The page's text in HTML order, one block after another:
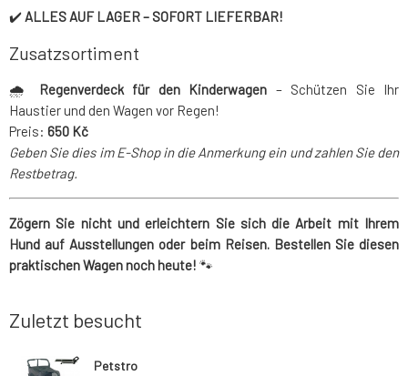
✔️ALLES AUF LAGER – SOFORT LIEFERBAR!
Zusatzsortiment
🌧️ Regenverdeck für den Kinderwagen – Schützen Sie Ihr
Haustier und den Wagen vor Regen!
Preis: 650 Kč
Geben Sie dies im E-Shop in die Anmerkung ein und zahlen Sie den
Restbetrag.
Zögern Sie nicht und erleichtern Sie sich die Arbeit mit Ihrem
Hund auf Ausstellungen oder beim Reisen. Bestellen Sie diesen
praktischen Wagen noch heute! 🐾
Zuletzt besucht
Petstro